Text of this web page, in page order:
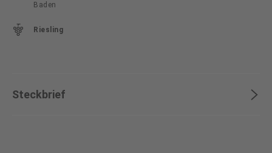
Baden
Riesling
Steckbrief